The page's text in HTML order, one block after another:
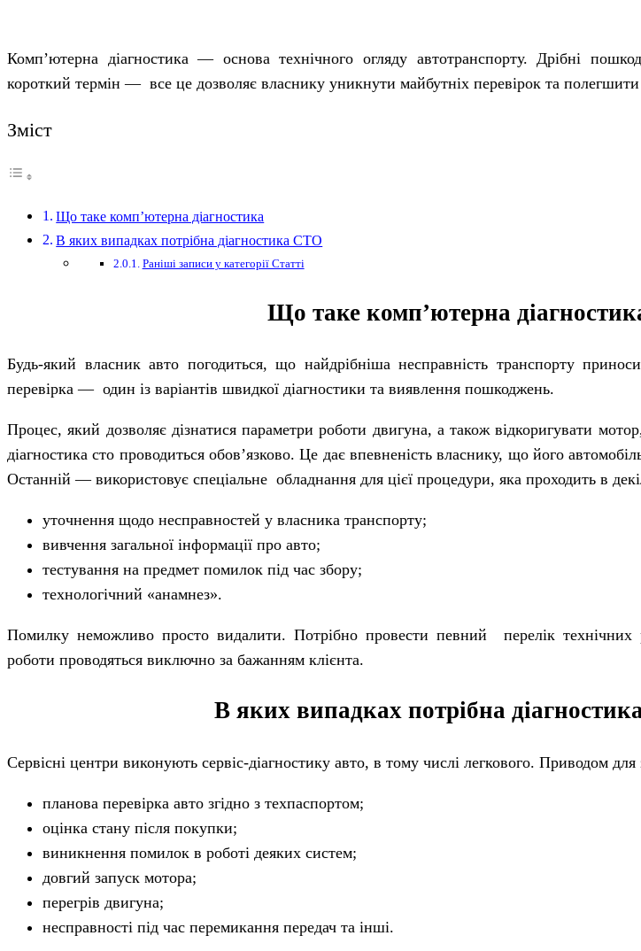
Комп’ютерна діагностика — основа технічного огляду автотранспорту.Дрібні
короткий термін — все це дозволяє власнику уникнути майбутніх перевірок та полегшити
Зміст
Що таке комп’ютерна діагностика
В яких випадках потрібна діагностика СТО
Раніші записи у категорії Статті
Що таке комп’ютерна
Будь-який власник авто погодиться, що найдрібніша несправність транспорту
перевірка — один із варіантів швидкої діагностики та виявлення пошкоджень.
Процес, який дозволяє дізнатися параметри роботи двигуна, а також відкоригувати
діагностика сто проводиться обов’язково. Це дає впевненість власнику, що його
Останній — використовує спеціальне обладнання для цієї процедури, яка проходить в
уточнення щодо несправностей у власника транспорту;
вивчення загальної інформації про авто;
тестування на предмет помилок під час збору;
технологічний «анамнез».
Помилку неможливо просто видалити. Потрібно провести певний перелік технічних
роботи проводяться виключно за бажанням клієнта.
В яких випадках потрібна
Сервісні центри виконують сервіс-діагностику авто, в тому числі легкового. Приводом для
планова перевірка авто згідно з техпаспортом;
оцінка стану після покупки;
виникнення помилок в роботі деяких систем;
довгий запуск мотора;
перегрів двигуна;
несправності під час перемикання передач та інші.